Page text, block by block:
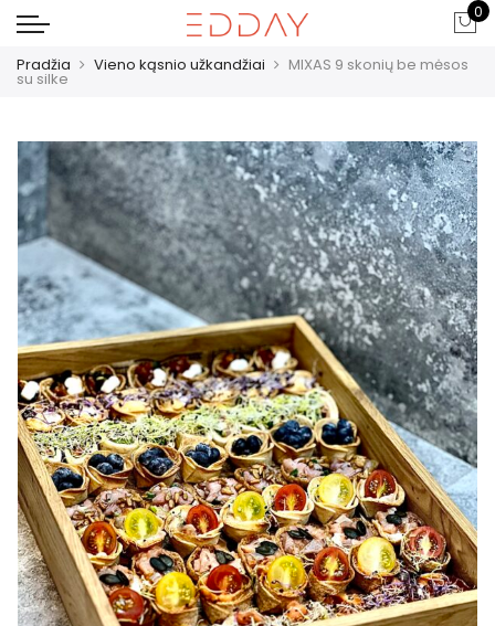
0
Pradžia Vieno kąsnio užkandžiai MIXAS 9 skonių be mėsos
su silke